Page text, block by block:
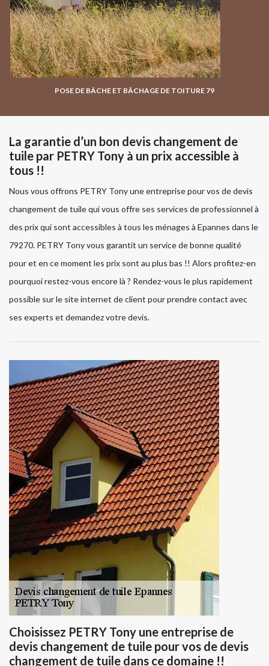
POSE DE BÂCHE ET BÂCHAGE DE TOITURE 79
La garantie d’un bon devis changement de
tuile par PETRY Tony à un prix accessible à
tous !!
Nous vous offrons PETRY Tony une entreprise pour vos de devis
changement de tuile qui vous offre ses services de professionnel à
des prix qui sont accessibles à tous les ménages à Epannes dans le
79270. PETRY Tony vous garantit un service de bonne qualité
pour et en ce moment les prix sont au plus bas !! Alors profitez-en
pourquoi restez-vous encore là ? Rendez-vous le plus rapidement
possible sur le site internet de client pour prendre contact avec
ses experts et demandez votre devis.
Choisissez PETRY Tony une entreprise de
devis changement de tuile pour vos de devis
changement de tuile dans ce domaine !!